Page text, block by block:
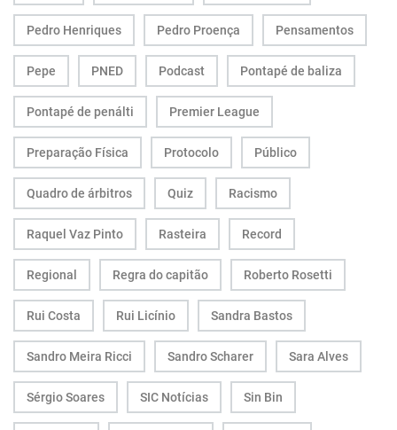
Pedro Henriques Pedro Proença Pensamentos
Pepe PNED Podcast Pontapé de baliza
Pontapé de penálti Premier League
Preparação Física Protocolo Público
Quadro de árbitros Quiz Racismo
Raquel Vaz Pinto Rasteira Record
Regional Regra do capitão Roberto Rosetti
Rui Costa Rui Licínio Sandra Bastos
Sandro Meira Ricci Sandro Scharer Sara Alves
Sérgio Soares SIC Notícias Sin Bin